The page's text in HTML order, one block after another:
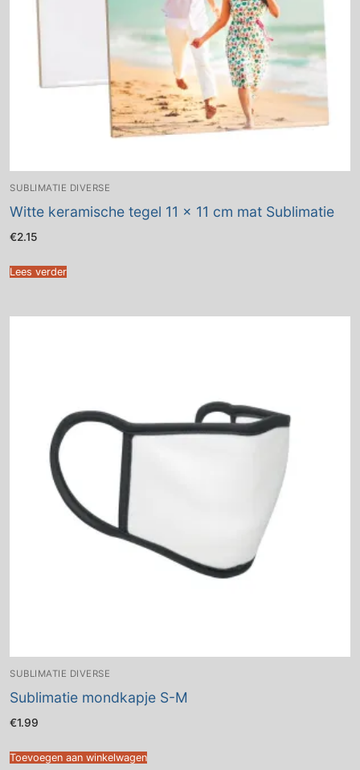
SUBLIMATIE DIVERSE
Witte keramische tegel 11 x 11 cm mat Sublimatie
€2.15
Lees verder
SUBLIMATIE DIVERSE
Sublimatie mondkapje S-M
€1.99
Toevoegen aan winkelwagen